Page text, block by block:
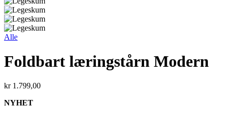
Alle
Foldbart læringstårn Modern
kr1.799,00
NYHET